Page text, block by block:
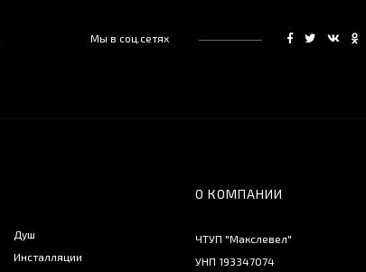
Мы в соц.сетях
Душ
Инсталляции
О КОМПАНИИ
ЧТУП "Макслевел"
УНП 193347074